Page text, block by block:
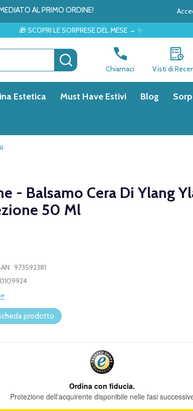
AL PRIMO ORDINE!
LE SORPRESE DEL MESE → ✨
CERCA
Chiamaci Visti di
Estetica Must Have Estivi Blog
- Balsamo Cera Di Ylang
50 Ml
973592381
prodotto